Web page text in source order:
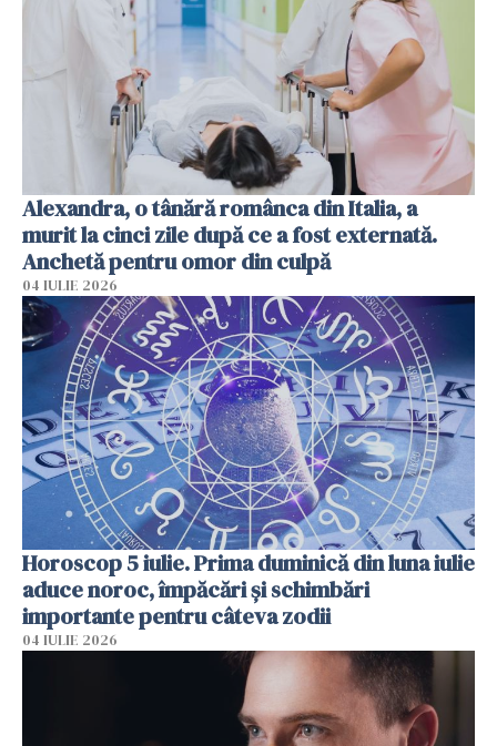
Alexandra, o tânără românca din Italia, a
murit la cinci zile după ce a fost externată.
Anchetă pentru omor din culpă
04 IULIE 2026
Horoscop 5 iulie. Prima duminică din luna iulie
aduce noroc, împăcări și schimbări
importante pentru câteva zodii
04 IULIE 2026